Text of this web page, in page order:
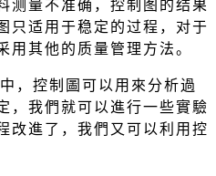
只适用于稳定的过程，对于
其他的质量管理方法。
，控制圖可以用來分析過
，我們就可以進行一些實驗
改進了，我們又可以利用控